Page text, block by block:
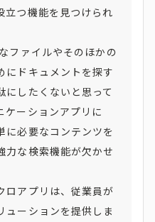
立つ機能を見つけられ
ファイルやそのほかの
にドキュメントを探す
にしたくないと思って
ケーションアプリに
に必要なコンテンツを
力な検索機能が欠かせ
ロアプリは、従業員が
ューションを提供しま